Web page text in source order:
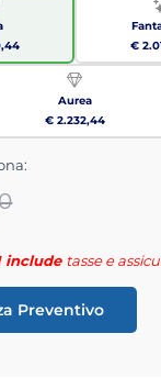
€
Aurea
€ 2.232,44
include tasse e
Preventivo